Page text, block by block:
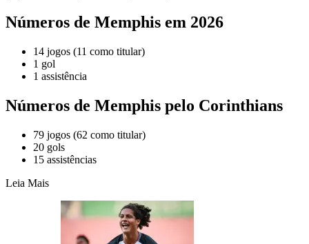
Números de Memphis em 2026
14 jogos (11 como titular)
1 gol
1 assistência
Números de Memphis pelo Corinthians
79 jogos (62 como titular)
20 gols
15 assistências
Leia Mais